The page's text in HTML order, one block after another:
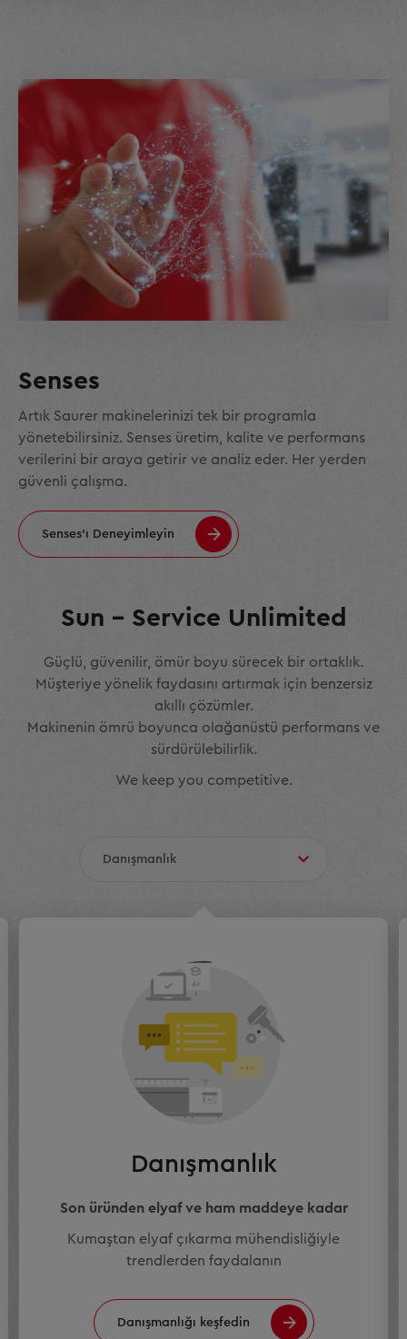
Senses
Artık Saurer makinelerinizi tek bir programla
yönetebilirsiniz. Senses üretim, kalite ve performans
verilerini bir araya getirir ve analiz eder. Her yerden
güvenli çalışma.
Senses'ı Deneyimleyin
Sun – Service Unlimited
Güçlü, güvenilir, ömür boyu sürecek bir ortaklık.
Müşteriye yönelik faydasını artırmak için benzersiz
akıllı çözümler.
Makinenin ömrü boyunca olağanüstü performans ve
sürdürülebilirlik.
We keep you competitive.
Danışmanlık
Son üründen elyaf ve ham maddeye kadar
Kumaştan elyaf çıkarma mühendisliğiyle
trendlerden faydalanın
Danışmanlığı keşfedin